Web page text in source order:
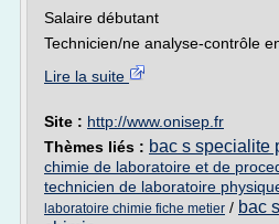
Salaire débutant
Technicien/ne analyse-contrôle
Lire la suite
Site : http://www.onisep.fr
Thèmes liés : bac s specialite
chimie de laboratoire et de
technicien de laboratoire
laboratoire chimie fiche metier / bac